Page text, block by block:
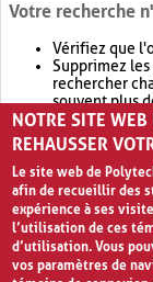
Votre recherche
Vérifiez que
Supprimez
rechercher
souvent plus
Envisagez
retournera
NOTRE SITE
REHAUSSER
Le site web de
afin de recueillir des
expérience à ses
l’utilisation de ces
d’utilisation. Vous
vos paramètres de